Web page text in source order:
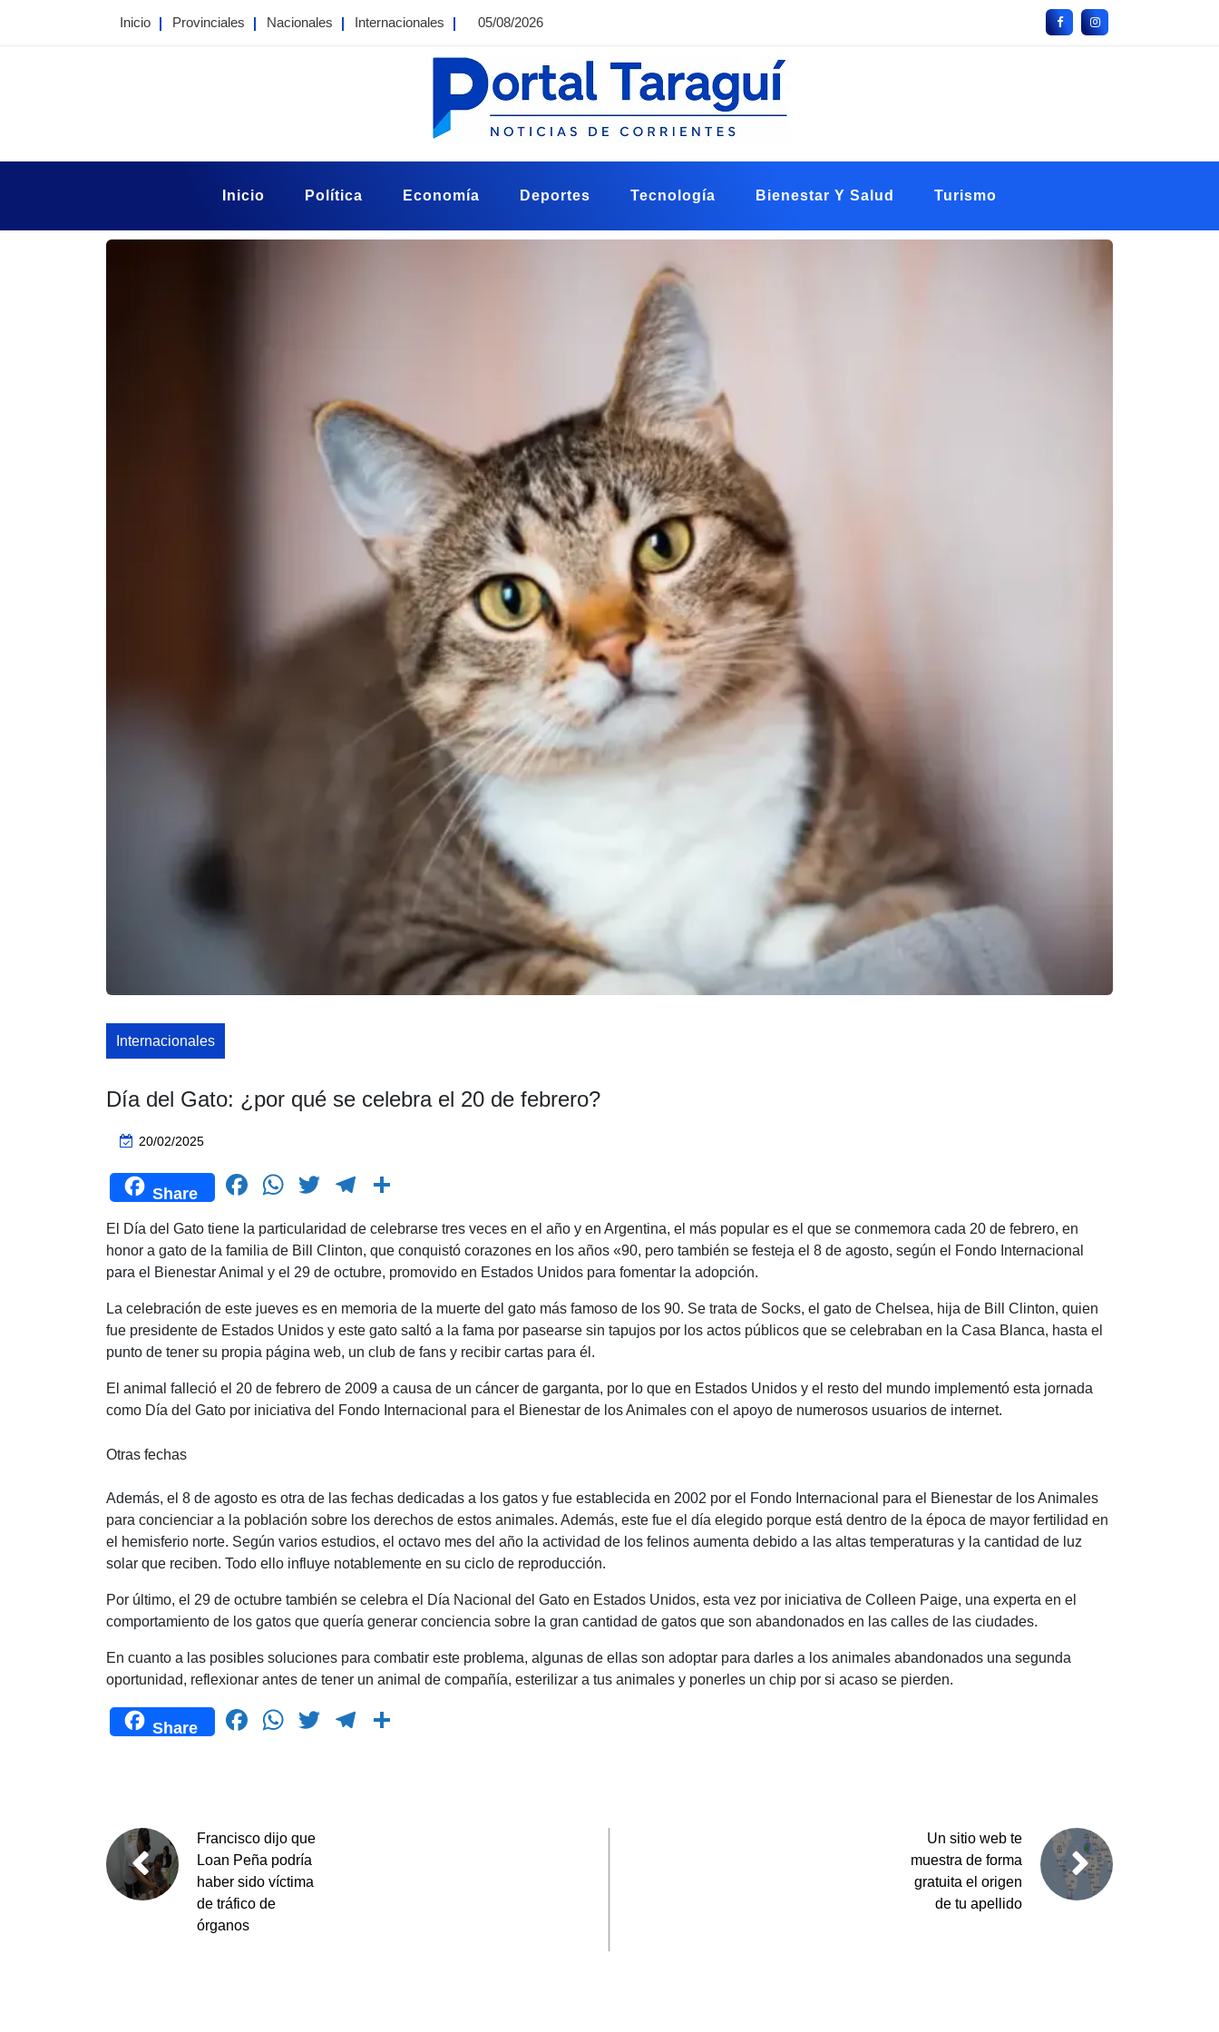
Inicio Provinciales Nacionales Internacionales 05/08/2026
Portal Taragui
Inicio Política Economía Deportes Tecnología Bienestar Y Salud Turismo
Internacionales
Día del Gato: ¿por qué se celebra el 20 de febrero?
20/02/2025
Share
F
c
e
b
o
o
k
W
at
s
A
p
p
T
tt
er
T
e
gr
a
m
m
p
ar
tir
El Día del Gato tiene la particularidad de celebrarse tres veces en el año y en Argentina, el más popular es el que se conmemora cada 20 de febrero, en
honor a gato de la familia de Bill Clinton, que conquistó corazones en los años «90, pero también se festeja el 8 de agosto, según el Fondo Internacional
para el Bienestar Animal y el 29 de octubre, promovido en Estados Unidos para fomentar la adopción.
La celebración de este jueves es en memoria de la muerte del gato más famoso de los 90. Se trata de Socks, el gato de Chelsea, hija de Bill Clinton, quien
fue presidente de Estados Unidos y este gato saltó a la fama por pasearse sin tapujos por los actos públicos que se celebraban en la Casa Blanca, hasta el
punto de tener su propia página web, un club de fans y recibir cartas para él.
El animal falleció el 20 de febrero de 2009 a causa de un cáncer de garganta, por lo que en Estados Unidos y el resto del mundo implementó esta jornada
como Día del Gato por iniciativa del Fondo Internacional para el Bienestar de los Animales con el apoyo de numerosos usuarios de internet.
Otras fechas
Además, el 8 de agosto es otra de las fechas dedicadas a los gatos y fue establecida en 2002 por el Fondo Internacional para el Bienestar de los Animales
para concienciar a la población sobre los derechos de estos animales. Además, este fue el día elegido porque está dentro de la época de mayor fertilidad en
el hemisferio norte. Según varios estudios, el octavo mes del año la actividad de los felinos aumenta debido a las altas temperaturas y la cantidad de luz
solar que reciben. Todo ello influye notablemente en su ciclo de reproducción.
Por último, el 29 de octubre también se celebra el Día Nacional del Gato en Estados Unidos, esta vez por iniciativa de Colleen Paige, una experta en el
comportamiento de los gatos que quería generar conciencia sobre la gran cantidad de gatos que son abandonados en las calles de las ciudades.
En cuanto a las posibles soluciones para combatir este problema, algunas de ellas son adoptar para darles a los animales abandonados una segunda
oportunidad, reflexionar antes de tener un animal de compañía, esterilizar a tus animales y ponerles un chip por si acaso se pierden.
Share
F
b
o
o
W
A
p
p
T
T
Francisco dijo que
Loan Peña podría
haber sido víctima
de tráfico de
órganos
Un sitio web te
muestra de forma
gratuita el origen
de tu apellido